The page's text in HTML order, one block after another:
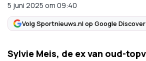
5 juni 2025 om 09:40
Volg Sportnieuws.nl op Google Discover
Sylvie Meis, de ex van oud-